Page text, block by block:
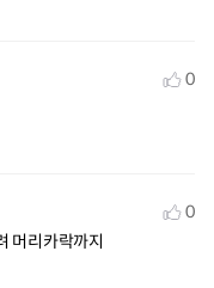
0
0
머리카락까지